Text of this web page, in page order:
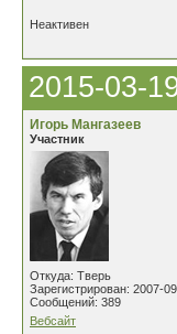
Неактивен
2015-03-
Игорь Мангазеев
Участник
Откуда: Тверь
Зарегистрирован: 2007-
Сообщений: 389
Вебсайт